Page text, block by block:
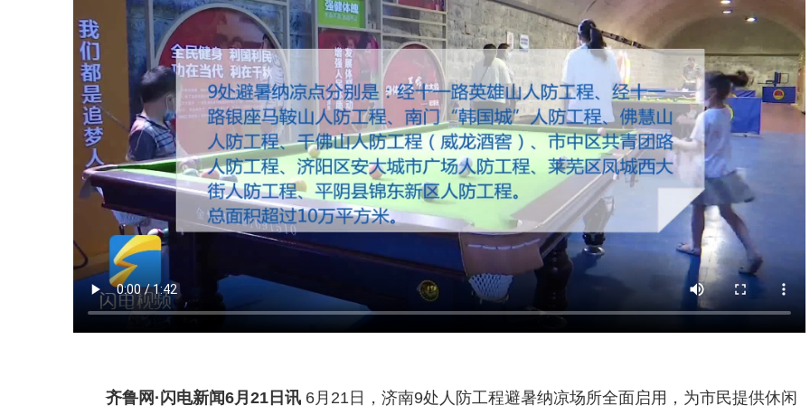
齐鲁网 ·闪电新闻6月21日讯6月21日，济南9处人防工程避暑纳凉场所全面启用，为市民提供休闲